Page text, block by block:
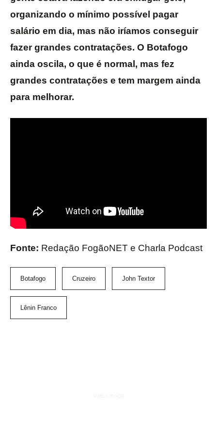
organizando o mínimo possível pagar
salário em dia, mas não iríamos conseguir
fazer grandes contratações. O Botafogo
ainda oscila, o que é normal, mas fez
grandes contratações e tem margem ainda
para melhorar.
Fonte: Redação FogãoNET e Charla Podcast
Botafogo Cruzeiro John Textor
Lênin Franco